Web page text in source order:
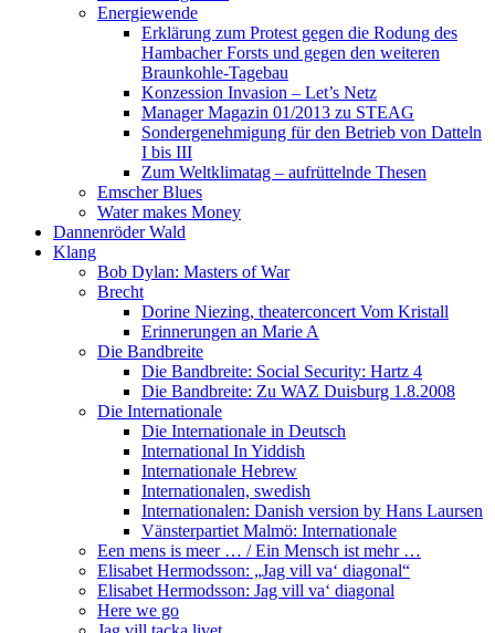
Energiewende
Erklärung zum Protest gegen die Rodung des
Hambacher Forsts und gegen den weiteren
Braunkohle-Tagebau
Konzession Invasion – Let’s Netz
Manager Magazin 01/2013 zu STEAG
Sondergenehmigung für den Betrieb von Datteln
I bis III
Zum Weltklimatag – aufrüttelnde Thesen
Emscher Blues
Water makes Money
Dannenröder Wald
Klang
Bob Dylan: Masters of War
Brecht
Dorine Niezing, theaterconcert Vom Kristall
Erinnerungen an Marie A
Die Bandbreite
Die Bandbreite: Social Security: Hartz 4
Die Bandbreite: Zu WAZ Duisburg 1.8.2008
Die Internationale
Die Internationale in Deutsch
International In Yiddish
Internationale Hebrew
Internationalen, swedish
Internationalen: Danish version by Hans Laursen
Vänsterpartiet Malmö: Internationale
Een mens is meer … / Ein Mensch ist mehr …
Elisabet Hermodsson: „Jag vill va‘ diagonal“
Elisabet Hermodsson: Jag vill va‘ diagonal
Here we go